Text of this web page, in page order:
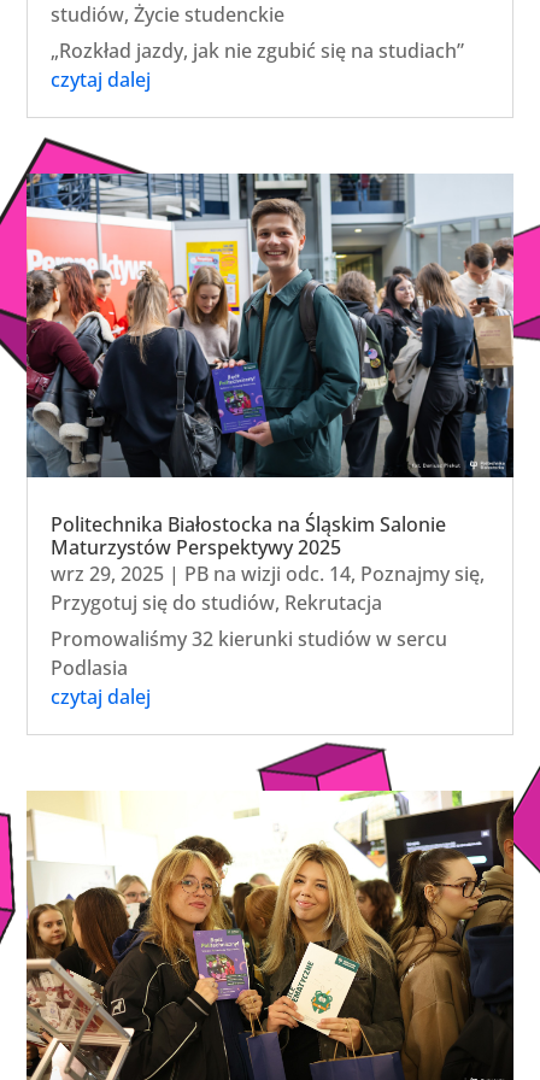
studiów,Życie studenckie
„Rozkład jazdy, jak nie zgubić się na studiach”
czytaj dalej
Politechnika Białostocka na Śląskim Salonie
Maturzystów Perspektywy 2025
wrz 29, 2025 | PB na wizji odc. 14, Poznajmy się,
Przygotuj się do studiów, Rekrutacja
Promowaliśmy 32 kierunki studiów w sercu
Podlasia
czytaj dalej